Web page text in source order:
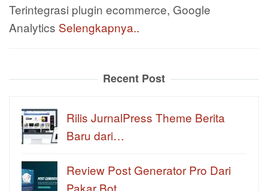
Terintegrasi plugin ecommerce, Google
Analytics Selengkapnya..
Recent Post
Rilis JurnalPress Theme Berita
Baru dari…
Review Post Generator Pro Dari
Pakar Bot